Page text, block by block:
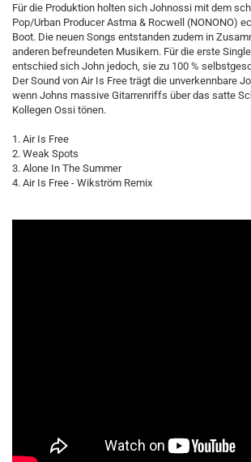
Für die Produktion holten sich Johnossi mit dem
Pop/Urban Producer Astma & Rocwell (NONONO)
Boot. Die neuen Songs entstanden zudem in
anderen befreundeten Musikern. Für die erste Single
entschied sich John jedoch, sie zu 100 %
Der Sound von Air Is Free trägt die unverkennbare
wenn Johns massive Gitarrenriffs über das satte
Kollegen Ossi tönen.
1. Air Is Free
2. Weak Spots
3. Alone In The Summer
4. Air Is Free - Wikström Remix